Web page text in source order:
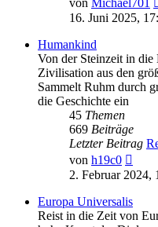
16. Juni 2025,
Humankind
Von der Steinzeit in die
Zivilisation aus den
Sammelt Ruhm durch
die Geschichte ein
45 Themen
669 Beiträge
Letzter Beitrag
von h19c0
2. Februar 2024,
Europa Universalis
Reist in die Zeit von